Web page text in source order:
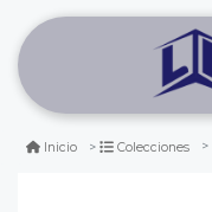
Inicio Colecciones